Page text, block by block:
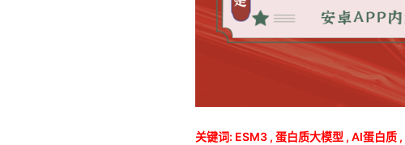
关键词: ESM3 , 蛋白质大模型 , AI蛋白质 ,